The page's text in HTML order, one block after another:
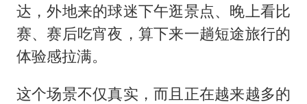
达，外地来的球迷下午逛景点、晚上看比
赛、赛后吃宵夜，算下来一趟短途旅行的
体验感拉满。
这个场景不仅真实，而且正在越来越多的